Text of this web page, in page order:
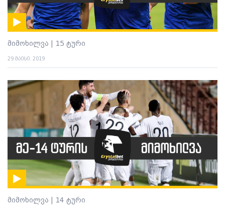
მიმოხილვა | 15 ტური
29 მაისი. 2019
მიმოხილვა | 14 ტური